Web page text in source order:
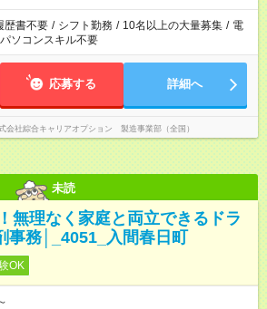
歴書不要 / シフト勤務 / 10名以上の大量募集 / 電
パソコンスキル不要
応募する 詳細へ
会社綜合キャリアオプション 製造事業部（全国）
未読
無理なく家庭と両立できるドラ
事務│_4051_入間春日町
OK